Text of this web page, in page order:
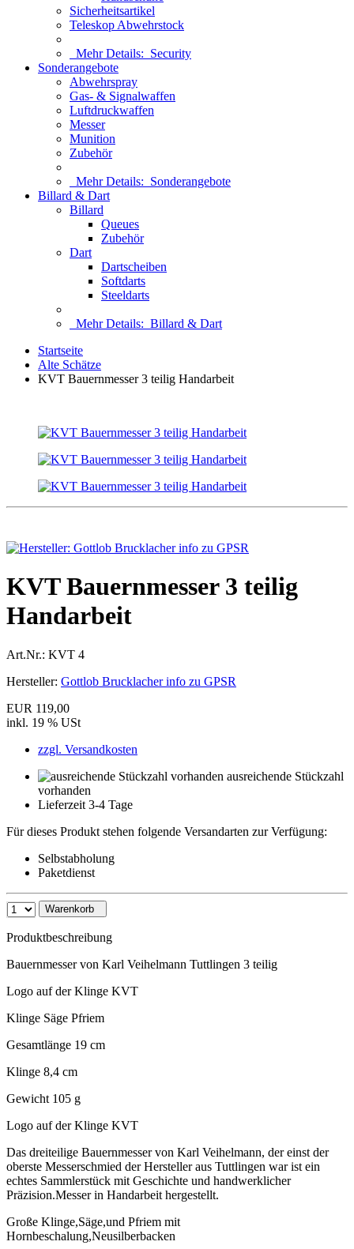
Sicherheitsartikel
Teleskop Abwehrstock
Mehr Details: Security
Sonderangebote
Abwehrspray
Gas- & Signalwaffen
Luftdruckwaffen
Messer
Munition
Zubehör
Mehr Details: Sonderangebote
Billard & Dart
Billard
Queues
Zubehör
Dart
Dartscheiben
Softdarts
Steeldarts
Mehr Details: Billard & Dart
Startseite
Alte Schätze
KVT Bauernmesser 3 teilig Handarbeit
KVT Bauernmesser 3 teilig
Handarbeit
Art.Nr.: KVT 4
Hersteller: Gottlob Brucklacher info zu GPSR
EUR 119,00
inkl. 19 % USt
zzgl. Versandkosten
ausreichende Stückzahl
vorhanden
Lieferzeit 3-4 Tage
Für dieses Produkt stehen folgende Versandarten zur Verfügung:
Selbstabholung
Paketdienst
Warenkorb
Produktbeschreibung
Bauernmesser von Karl Veihelmann Tuttlingen 3 teilig
Logo auf der Klinge KVT
Klinge Säge Pfriem
Gesamtlänge 19 cm
Klinge 8,4 cm
Gewicht 105 g
Logo auf der Klinge KVT
Das dreiteilige Bauernmesser von Karl Veihelmann, der einst der
oberste Messerschmied der Hersteller aus Tuttlingen war ist ein
echtes Sammlerstück mit Geschichte und handwerklicher
Präzision.Messer in Handarbeit hergestellt.
Große Klinge,Säge,und Pfriem mit
Hornbeschalung,Neusilberbacken